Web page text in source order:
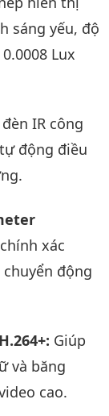
sáng yếu, độ
Lux
IR công
động điều
xác
động
Giúp
và băng
cao.